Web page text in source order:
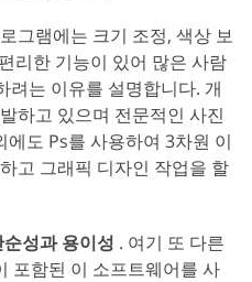
그램에는 크기 조정, 색상 보
리한 기능이 있어 많은 사람
는 이유를 설명합니다. 개
하고 있으며 전문적인 사진
도 Ps를 사용하여 3차원 이
고 그래픽 디자인 작업을 할
성과 용이성 . 여기 또 다른
포함된 이 소프트웨어를 사